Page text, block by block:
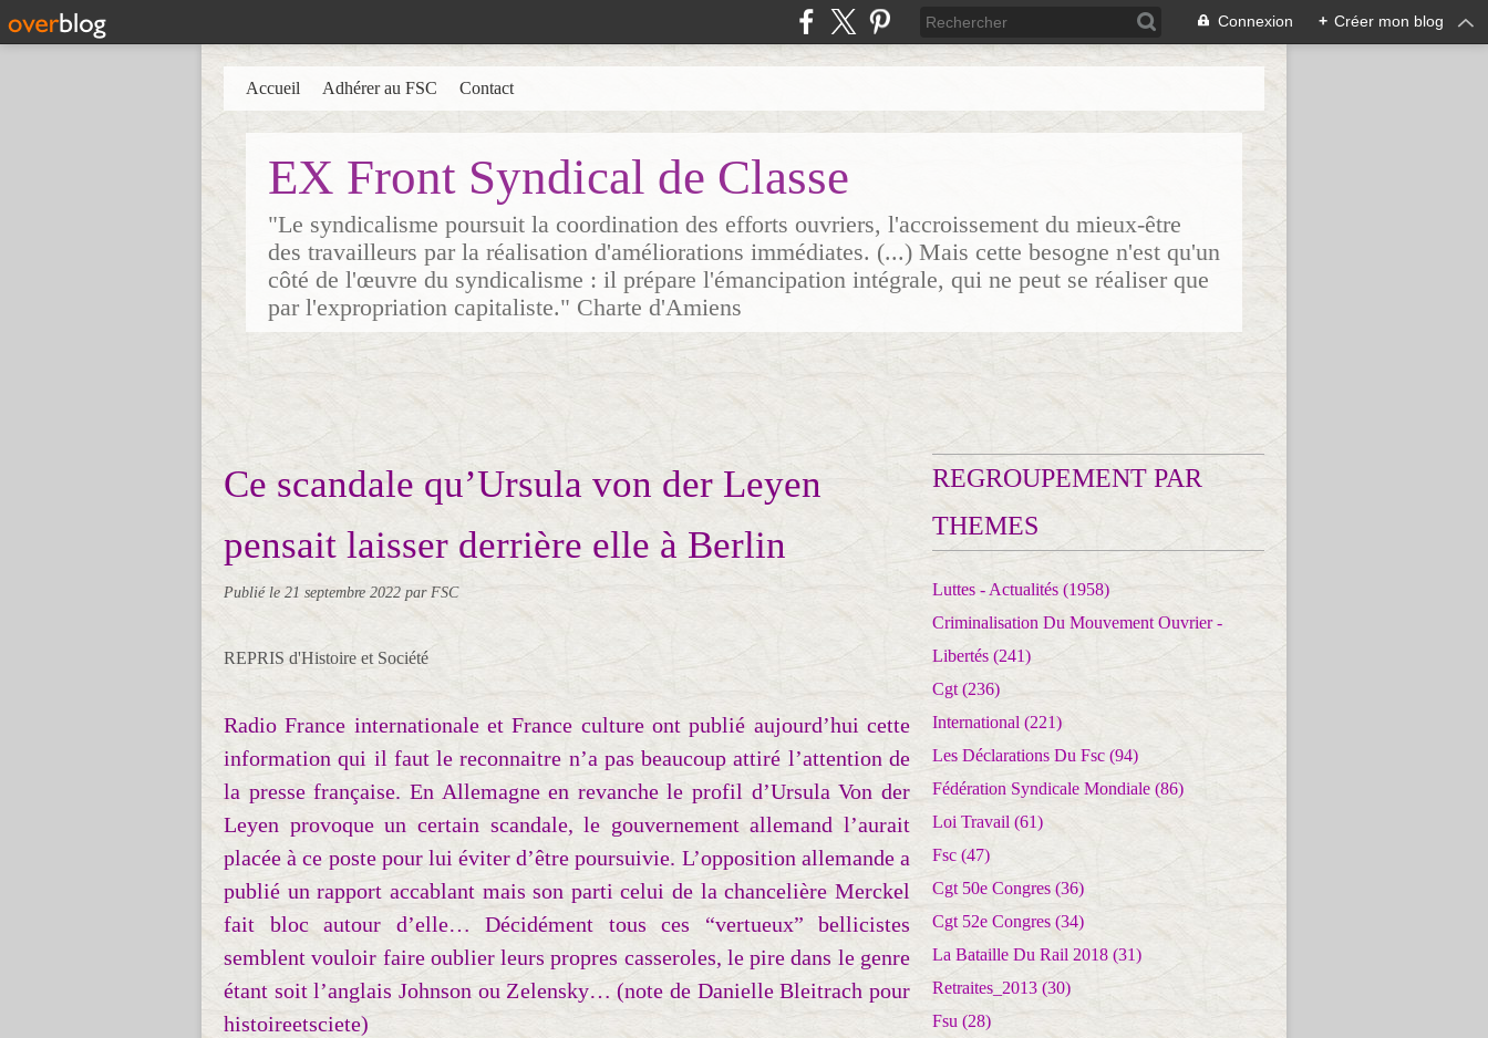
Connexion + Créer mon blog
EX Front Syndical de Classe
"Le syndicalisme poursuit la coordination des efforts ouvriers, l'accroissement du mieux-être
des travailleurs par la réalisation d'améliorations immédiates. (...) Mais cette besogne n'est qu'un
côté de l'œuvre du syndicalisme : il prépare l'émancipation intégrale, qui ne peut se réaliser que
par l'expropriation capitaliste." Charte d'Amiens
Accueil Adhérer au FSC Contact
Ce scandale qu’Ursula von der Leyen
pensait laisser derrière elle à Berlin
Publié le 21 septembre 2022 par FSC
REPRIS d'Histoire et Société
Radio France internationale et France culture ont publié aujourd’hui cette
information qui il faut le reconnaitre n’a pas beaucoup attiré l’attention de
la presse française. En Allemagne en revanche le profil d’Ursula Von der
Leyen provoque un certain scandale, le gouvernement allemand l’aurait
placée à ce poste pour lui éviter d’être poursuivie. L’opposition allemande a
publié un rapport accablant mais son parti celui de la chancelière Merckel
fait bloc autour d’elle… Décidément tous ces “vertueux” bellicistes
semblent vouloir faire oublier leurs propres casseroles, le pire dans le genre
étant soit l’anglais Johnson ou Zelensky… (note de Danielle Bleitrach pour
histoireetsciete)
REGROUPEMENT PAR
THEMES
Luttes - Actualités (1958)
Criminalisation Du Mouvement Ouvrier -
Libertés (241)
Cgt (236)
International (221)
Les Déclarations Du Fsc (94)
Fédération Syndicale Mondiale (86)
Loi Travail (61)
Fsc (47)
Cgt 50e Congres (36)
Cgt 52e Congres (34)
La Bataille Du Rail 2018 (31)
Retraites_2013 (30)
Fsu (28)